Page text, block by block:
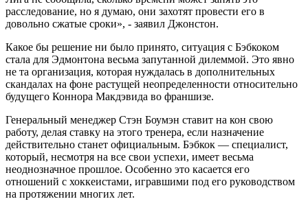
расследование, но я думаю, они захотят провести его в
довольно сжатые сроки», - заявил Джонстон.
Какое бы решение ни было принято, ситуация с Бэбкоком
стала для Эдмонтона весьма запутанной дилеммой. Это явно
не та организация, которая нуждалась в дополнительных
скандалах на фоне растущей неопределенности относительно
будущего Коннора Макдэвида во франшизе.
Генеральный менеджер Стэн Боумэн ставит на кон свою
работу, делая ставку на этого тренера, если назначение
действительно станет официальным. Бэбкок — специалист,
который, несмотря на все свои успехи, имеет весьма
неоднозначное прошлое. Особенно это касается его
отношений с хоккеистами, игравшими под его руководством
на протяжении многих лет.